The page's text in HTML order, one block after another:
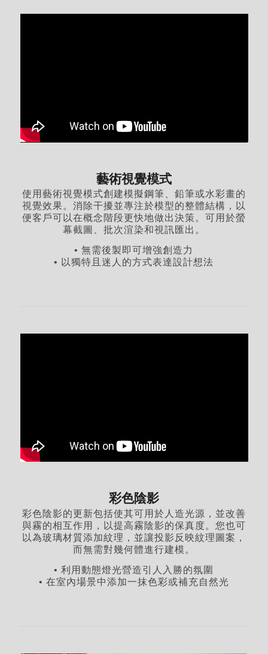
藝術視覺模式
使用藝術視覺模式創建模擬鋼筆、鉛筆或水彩畫的
視覺效果。消除干擾並專注於模型的整體結構，以
便客戶可以在概念階段更快地做出決策。可用於螢
幕截圖、批次渲染和視訊匯出。
• 無需後製即可增強創造力
• 以獨特且迷人的方式表達設計想法
彩色陰影
彩色陰影的更新包括使其可用於人造光源，並改善
與霧的相互作用，以提高霧陰影的保真度。您也可
以為玻璃材質添加紋理，並讓投影反映紋理圖案，
而無需對幾何體進行建模。
• 利用動態燈光營造引人入勝的氛圍
• 在室內場景中添加一抹色彩或補充自然光